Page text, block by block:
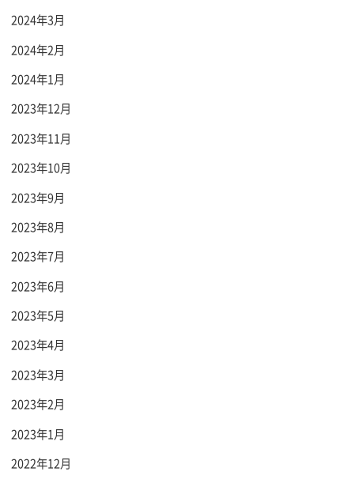
2024年3月
2024年2月
2024年1月
2023年12月
2023年11月
2023年10月
2023年9月
2023年8月
2023年7月
2023年6月
2023年5月
2023年4月
2023年3月
2023年2月
2023年1月
2022年12月